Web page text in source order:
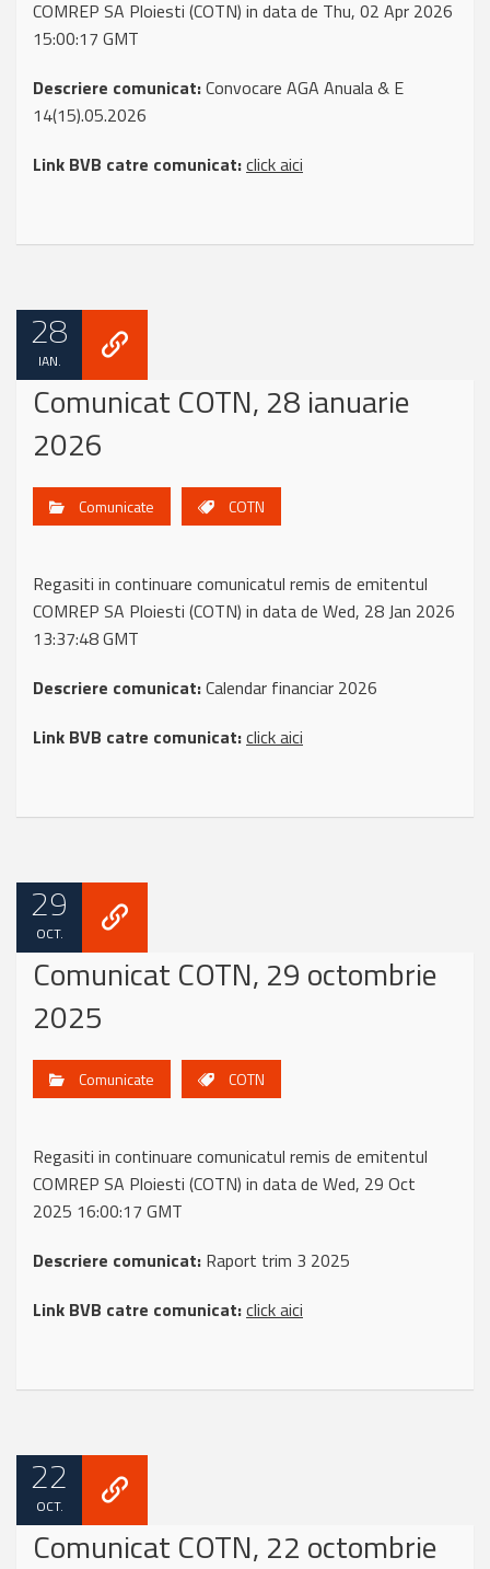
COMREP SA Ploiesti (COTN) in data de Thu, 02 Apr 2026
15:00:17 GMT
Descriere comunicat:Convocare AGA Anuala & E
14(15).05.2026
Link BVB catre comunicat:click aici
28
IAN.
Comunicat COTN, 28 ianuarie
2026
Comunicate COTN
Regasiti in continuare comunicatul remis de emitentul
COMREP SA Ploiesti (COTN) in data de Wed, 28 Jan 2026
13:37:48 GMT
Descriere comunicat:Calendar financiar 2026
Link BVB catre comunicat:click aici
29
OCT.
Comunicat COTN, 29 octombrie
2025
Comunicate COTN
Regasiti in continuare comunicatul remis de emitentul
COMREP SA Ploiesti (COTN) in data de Wed, 29 Oct
2025 16:00:17 GMT
Descriere comunicat: Raport trim 3 2025
Link BVB catre comunicat:click aici
22
OCT.
Comunicat COTN, 22 octombrie